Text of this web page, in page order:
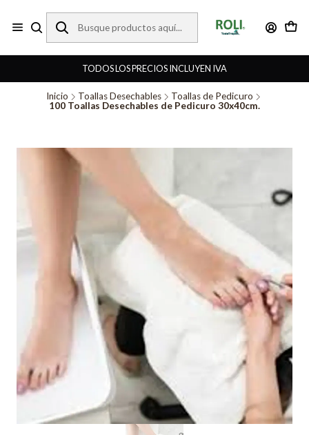
TODOS LOS PRECIOS INCLUYEN IVA
Inicio Toallas Desechables
Toallas de Pedicuro
100 Toallas Desechables de Pedicuro 30x40cm.